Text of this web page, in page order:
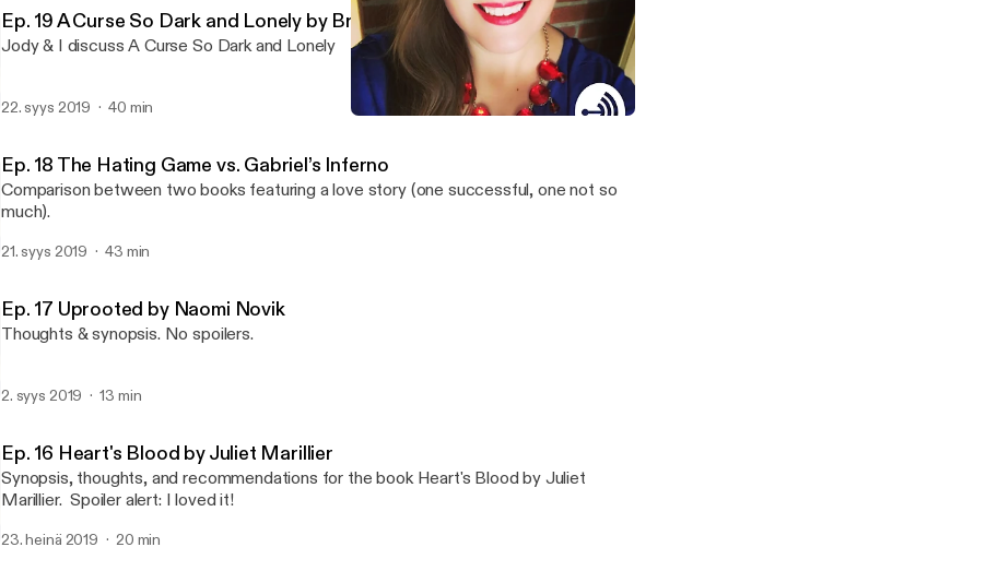
Ep. 19 A Curse So Dark and Lonely by Brigid Kemmerer
Jody & I discuss A Curse So Dark and Lonely
22. syys 2019 40 min
Ep. 18 The Hating Game vs. Gabriel’s Inferno
Comparison between two books featuring a love story (one successful, one not so
much).
21. syys 2019 43 min
Ep. 17 Uprooted by Naomi Novik
Thoughts & synopsis. No spoilers.
2. syys 2019 13 min
Ep. 16 Heart's Blood by Juliet Marillier
Synopsis, thoughts, and recommendations for the book Heart's Blood by Juliet
Marillier. Spoiler alert: I loved it!
23. heinä 2019 20 min